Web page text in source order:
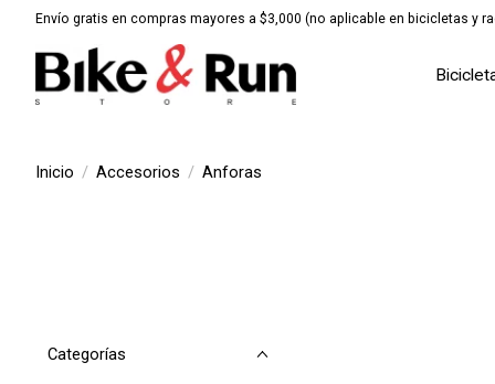
Envío gratis en compras mayores a $3,000 (no aplicable en bicicletas y
Inicio / Accesorios / Anforas
Categorías